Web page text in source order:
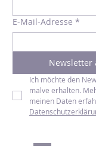
Vorname *
E-Mail-Adresse *
Newsletter
Ich möchte den